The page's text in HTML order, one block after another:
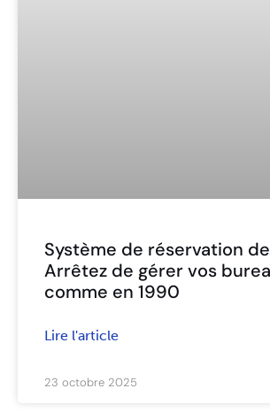
Système de réservation
Arrêtez de gérer vos
comme en 1990
Lire l'article
23 octobre 2025